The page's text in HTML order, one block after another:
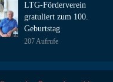
LTG-Förderverein
gratuliert zum 100.
Geburtstag
207 Aufrufe